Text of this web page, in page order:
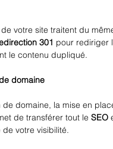
votre site traitent du
301 pour rediriger
le contenu dupliqué.
domaine
domaine, la mise en
de transférer tout le SEO
votre visibilité.